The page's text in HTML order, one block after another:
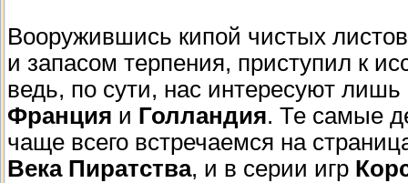
Вооружившись кипой чистых
и запасом терпения, приступил к
ведь, по сути, нас интересуют
Франция и Голландия. Те самые
чаще всего встречаемся на
Века Пиратства, и в серии игр